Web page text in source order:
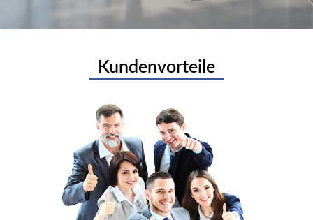
Kundenvorteile